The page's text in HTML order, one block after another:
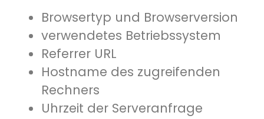
Browsertyp und Browserversion
verwendetes Betriebssystem
Referrer URL
Hostname des zugreifenden
Rechners
Uhrzeit der Serveranfrage